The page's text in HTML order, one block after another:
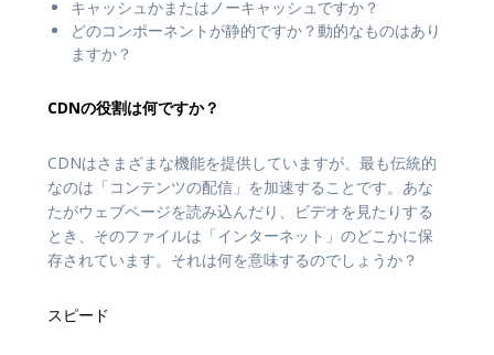
キャッシュかまたはノーキャッシュですか？
どのコンポーネントが静的ですか？動的なものはあり
ますか？
CDNの役割は何ですか？
CDNはさまざまな機能を提供していますが、最も伝統的
なのは「コンテンツの配信」を加速することです。あな
たがウェブページを読み込んだり、ビデオを見たりする
とき、そのファイルは「インターネット」のどこかに保
存されています。それは何を意味するのでしょうか？
スピード